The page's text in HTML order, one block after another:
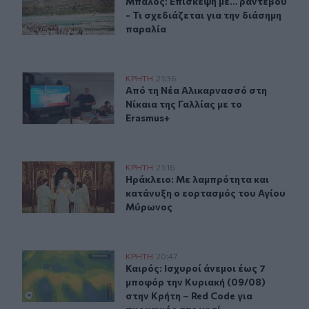
- Τι σχεδιάζεται για την διάσημη
παραλία
Από τη Νέα Αλικαρνασσό στη Νίκαια της Γαλλίας με το
ΚΡΗΤΗ 21:36
Από τη Νέα Αλικαρνασσό στη
Από τη Νέα Αλικαρνασσό στη
Νίκαια της Γαλλίας με το
Erasmus+
Ηράκλειο: Με λαμπρότητα και κατάνυξη ο εορτασμός
ΚΡΗΤΗ 21:16
Ηράκλειο: Με λαμπρότητα και
Ηράκλειο: Με λαμπρότητα και
κατάνυξη ο εορτασμός του Αγίου
Μύρωνος
Καιρός: Ισχυροί άνεμοι έως 7 μποφόρ την Κυριακή
ΚΡΗΤΗ 20:47
Καιρός: Ισχυροί άνεμοι έως 7
Καιρός: Ισχυροί άνεμοι έως 7
μποφόρ την Κυριακή (09/08)
στην Κρήτη – Red Code για